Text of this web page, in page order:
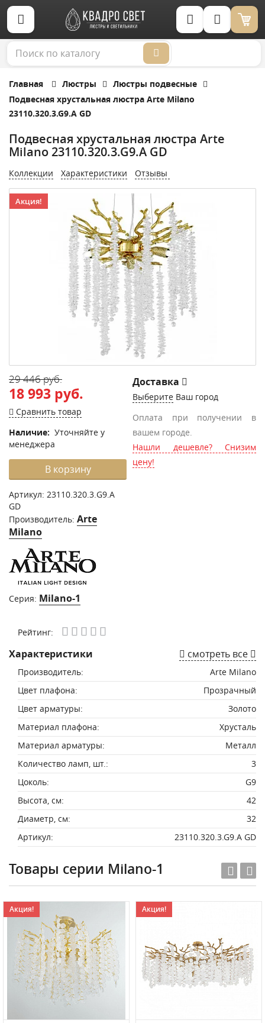
Корзина (0)
Главная Люстры
Люстры подвесные
Подвесная хрустальная люстра Arte Milano
23110.320.3.G9.A GD
Подвесная хрустальная люстра Arte
Milano 23110.320.3.G9.A GD
Коллекции Характеристики Отзывы
Акция!
29 446 руб.
18 993 руб.
Сравнить товар
Наличие: Уточняйте у
менеджера
В корзину
Артикул: 23110.320.3.G9.A
GD
Производитель: Arte
Milano
Серия: Milano-1
Доставка
Выберите Ваш город
Оплата при получении в
вашем городе.
Нашли дешевле? Снизим
цену!
Рейтинг:
Характеристики смотреть все
Производитель:
Arte Milano
Цвет плафона:
Прозрачный
Цвет арматуры:
Золото
Материал плафона:
Хрусталь
Материал арматуры:
Металл
Количество ламп, шт.:
3
Цоколь:
G9
Высота, см:
42
Диаметр, см:
32
Артикул:
23110.320.3.G9.A GD
Товары серии Milano-1
Акция! Акция!